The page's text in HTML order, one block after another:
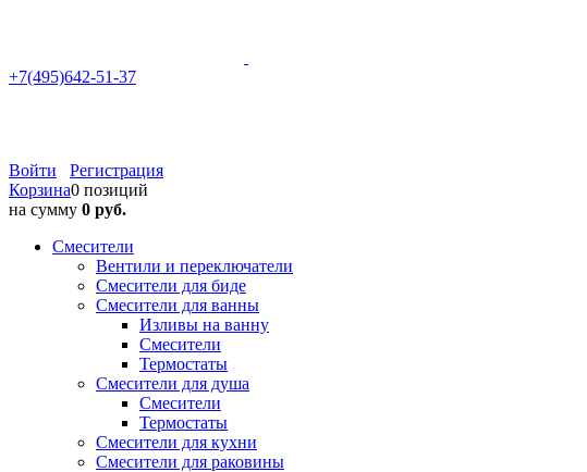
+7(495)642-51-37
Войти
Регистрация
Корзина0 позиций
на сумму 0 руб.
Смесители
Вентили и переключатели
Смесители для биде
Смесители для ванны
Изливы на ванну
Смесители
Термостаты
Смесители для душа
Смесители
Термостаты
Смесители для кухни
Смесители для раковины